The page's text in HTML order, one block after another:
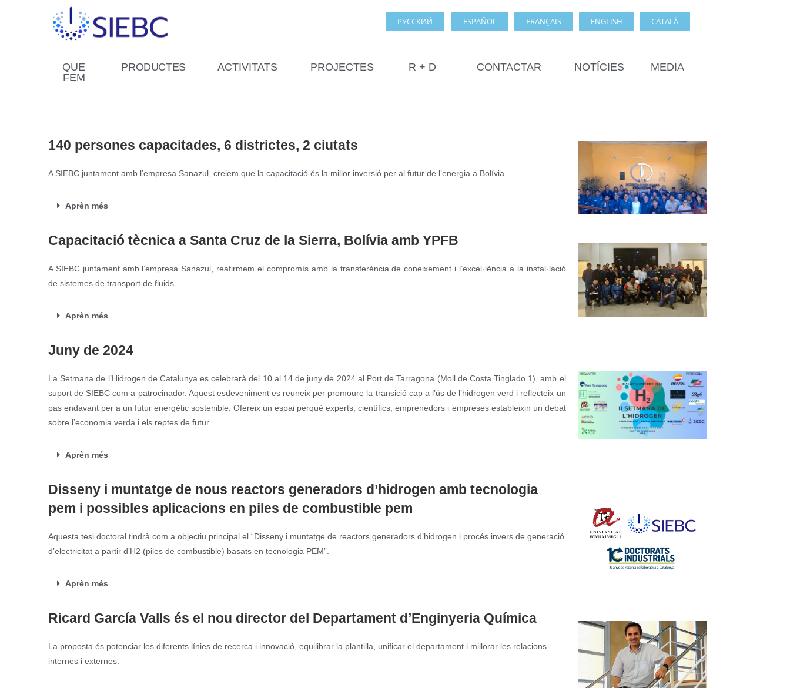
РУССКИЙ ESPAÑOL FRANÇAIS ENGLISH CATALÀ
QUE
FEM
PRODUCTES ACTIVITATS PROJECTES R + D CONTACTAR NOTÍCIES MEDIA
140 persones capacitades, 6 districtes, 2 ciutats
A SIEBC juntament amb l’empresa Sanazul, creiem que la capacitació és la millor inversió per al futur de l’energia a Bolívia.
Aprèn més
Capacitació tècnica a Santa Cruz de la Sierra, Bolívia amb YPFB
A SIEBC juntament amb l’empresa Sanazul, reafirmem el compromís amb la transferència de coneixement i l’excel·lència a la instal·lació
de sistemes de transport de fluids.
Aprèn més
Juny de 2024
La Setmana de l’Hidrogen de Catalunya es celebrarà del 10 al 14 de juny de 2024 al Port de Tarragona (Moll de Costa Tinglado 1), amb el
suport de SIEBC com a patrocinador. Aquest esdeveniment es reuneix per promoure la transició cap a l’ús de l’hidrogen verd i reflecteix un
pas endavant per a un futur energètic sostenible. Ofereix un espai perquè experts, científics, emprenedors i empreses estableixin un debat
sobre l’economia verda i els reptes de futur.
Aprèn més
Disseny i muntatge de nous reactors generadors d’hidrogen amb tecnologia
pem i possibles aplicacions en piles de combustible pem
Aquesta tesi doctoral tindrà com a objectiu principal el “Disseny i muntatge de reactors generadors d’hidrogen i procés invers de generació
d’electricitat a partir d’H2 (piles de combustible) basats en tecnologia PEM”.
Aprèn més
Ricard García Valls és el nou director del Departament d’Enginyeria Química
La proposta és potenciar les diferents línies de recerca i innovació, equilibrar la plantilla, unificar el departament i millorar les relacions
internes i externes.